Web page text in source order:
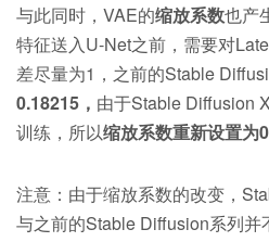
与此同时，VAE的缩放系数也产
特征送入U-Net之前，需要对
差尽量为1，之前的Stable
0.18215， 由于Stable Diffusion
训练，所以缩放系数重新设置为
注意：由于缩放系数的改变，
与之前的Stable Diffusion系列并